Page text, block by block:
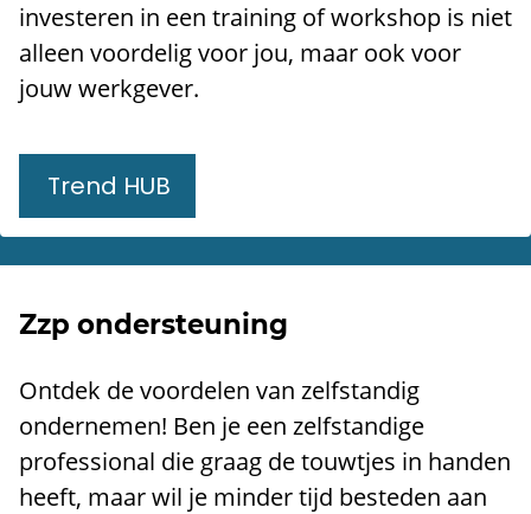
investeren in een training of workshop is niet
alleen voordelig voor jou, maar ook voor
jouw werkgever.
Trend HUB
Zzp ondersteuning
​Ontdek de voordelen van zelfstandig
ondernemen! Ben je een zelfstandige
professional die graag de touwtjes in handen
heeft, maar wil je minder tijd besteden aan